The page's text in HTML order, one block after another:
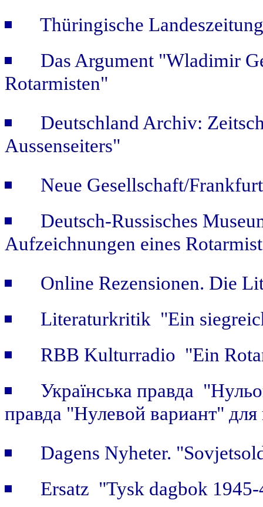
Thüringische
Das Argument "Wladimir
Rotarmisten"
Deutschland Archiv:
Aussenseiters"
Neue Gesellschaft/
Deutsch-Russisches
Aufzeichnungen eines
Online Rezensionen. Die
Literaturkritik "Ein
RBB Kulturradio "Ein
Українська правда
правда "Нулевой вариант"
Dagens Nyheter.
Ersatz "Tysk dagbok